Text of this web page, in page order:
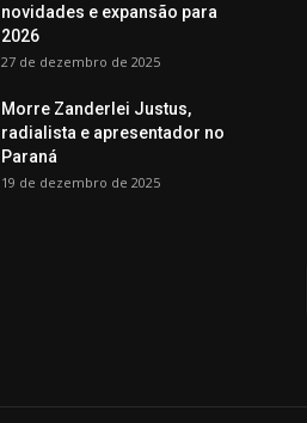
novidades e expansão para
2026
27 de dezembro de 2025
Morre Zanderlei Justus,
radialista e apresentador no
Paraná
19 de dezembro de 2025